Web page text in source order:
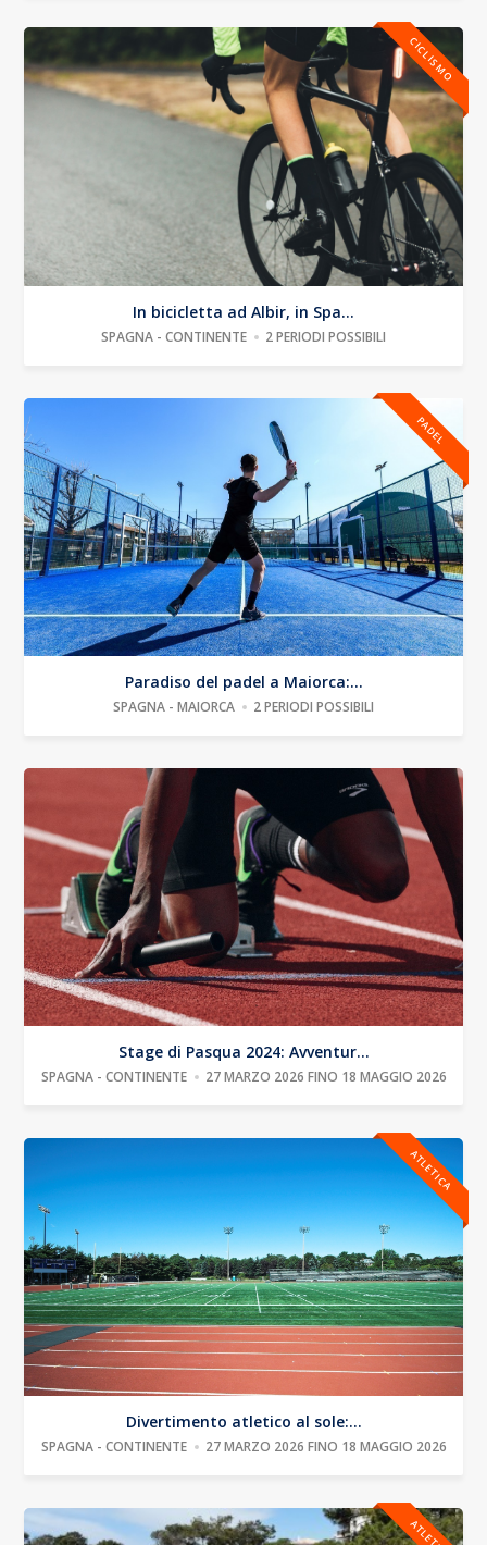
CICLISMO
In bicicletta ad Albir, in Spa...
SPAGNA - CONTINENTE 2 PERIODI POSSIBILI
PADEL
Paradiso del padel a Maiorca:...
SPAGNA - MAIORCA 2 PERIODI POSSIBILI
Stage di Pasqua 2024: Avventur...
SPAGNA - CONTINENTE 27 MARZO 2026 FINO 18 MAGGIO 2026
ATLETICA
Divertimento atletico al sole:...
SPAGNA - CONTINENTE 27 MARZO 2026 FINO 18 MAGGIO 2026